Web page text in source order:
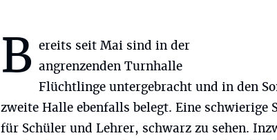
B ereits seit Mai sind in der
angrenzenden Turnhalle
Flüchtlinge untergebracht und in den
zweite Halle ebenfalls belegt. Eine schwierige
für Schüler und Lehrer, schwarz zu sehen.